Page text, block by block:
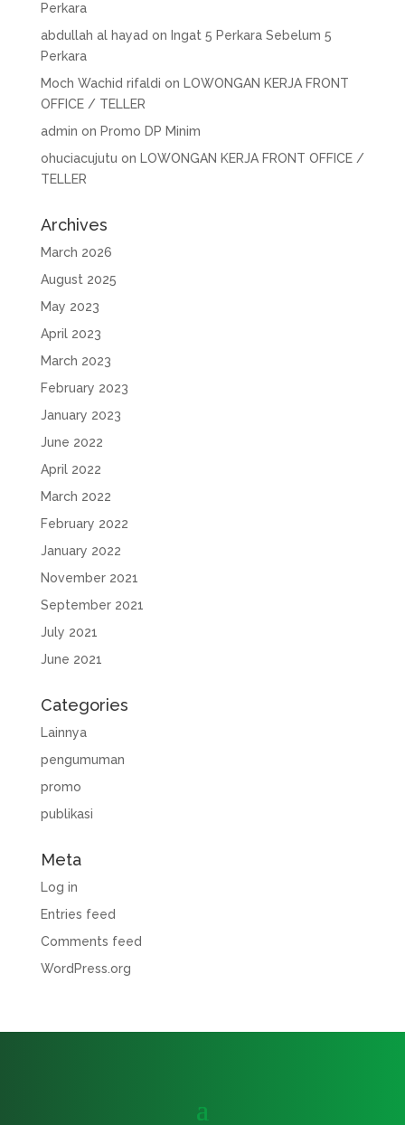
Perkara
abdullah al hayad on Ingat 5 Perkara Sebelum 5
Perkara
Moch Wachid rifaldi on LOWONGAN KERJA FRONT
OFFICE / TELLER
admin on Promo DP Minim
ohuciacujutu on LOWONGAN KERJA FRONT OFFICE /
TELLER
Archives
March 2026
August 2025
May 2023
April 2023
March 2023
February 2023
January 2023
June 2022
April 2022
March 2022
February 2022
January 2022
November 2021
September 2021
July 2021
June 2021
Categories
Lainnya
pengumuman
promo
publikasi
Meta
Log in
Entries feed
Comments feed
WordPress.org